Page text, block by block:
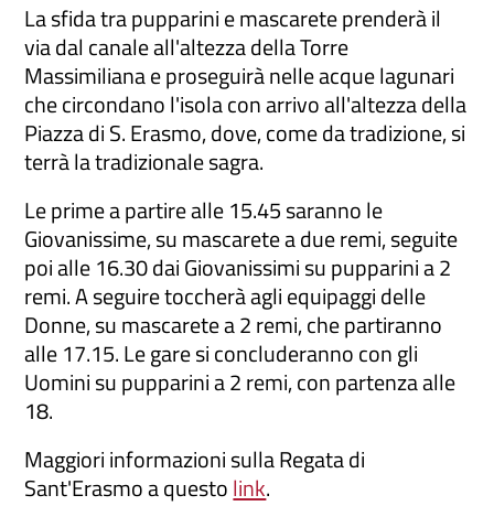
La sfida tra pupparini e mascarete prenderà il
via dal canale all'altezza della Torre
Massimiliana e proseguirà nelle acque lagunari
che circondano l'isola con arrivo all'altezza della
Piazza di S. Erasmo, dove, come da tradizione, si
terrà la tradizionale sagra.
Le prime a partire alle 15.45 saranno le
Giovanissime, su mascarete a due remi, seguite
poi alle 16.30 dai Giovanissimi su pupparini a 2
remi. A seguire toccherà agli equipaggi delle
Donne, su mascarete a 2 remi, che partiranno
alle 17.15. Le gare si concluderanno con gli
Uomini su pupparini a 2 remi, con partenza alle
18.
Maggiori informazioni sulla Regata di
Sant'Erasmo a questolink.